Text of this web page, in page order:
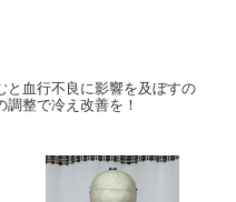
と血行不良に影響を及ぼすの
調整で冷え改善を！